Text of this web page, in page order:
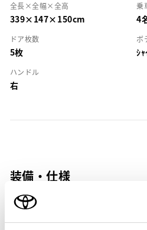
全長×全幅×全高
339×147×150cm
乗
4
ドア枚数
5枚
ボ
ｼ
ハンドル
右
装備・仕様